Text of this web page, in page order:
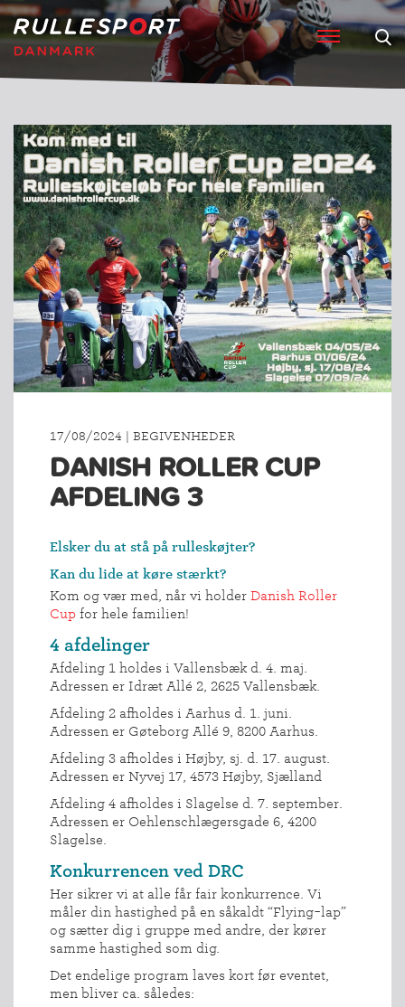
17/08/2024 | BEGIVENHEDER
DANISH ROLLER CUP
AFDELING 3
Elsker du at stå på rulleskøjter?
Kan du lide at køre stærkt?
Kom og vær med, når vi holder Danish Roller
Cup for hele familien!
4 afdelinger
Afdeling 1 holdes i Vallensbæk d. 4. maj.
Adressen er Idræt Allé 2, 2625 Vallensbæk.
Afdeling 2 afholdes i Aarhus d. 1. juni.
Adressen er Gøteborg Allé 9, 8200 Aarhus.
Afdeling 3 afholdes i Højby, sj. d. 17. august.
Adressen er Nyvej 17, 4573 Højby, Sjælland
Afdeling 4 afholdes i Slagelse d. 7. september.
Adressen er Oehlenschlægersgade 6, 4200
Slagelse.
Konkurrencen ved DRC
Her sikrer vi at alle får fair konkurrence. Vi
måler din hastighed på en såkaldt “Flying-lap”
og sætter dig i gruppe med andre, der kører
samme hastighed som dig.
Det endelige program laves kort før eventet,
men bliver ca. således: